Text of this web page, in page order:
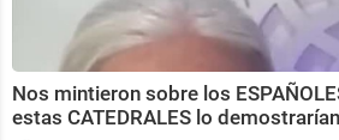
Nos mintieron sobre los
estas CATEDRALES lo demostrarían